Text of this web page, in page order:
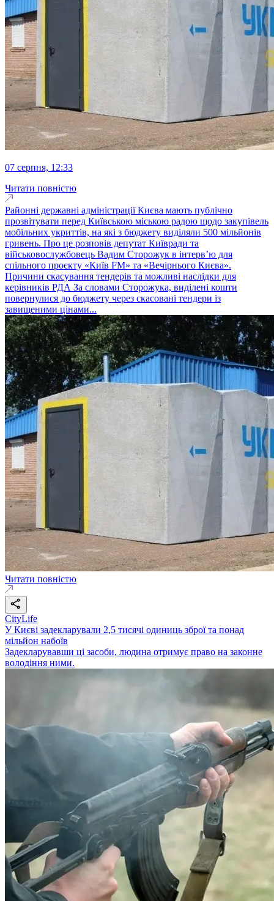
07 серпня, 12:33
Читати повністю
Районні державні адміністрації Києва мають публічно
прозвітувати перед Київською міською радою щодо закупівель
мобільних укриттів, на які з бюджету виділяли 500 мільйонів
гривень. Про це розповів депутат Київради та
військовослужбовець Вадим Сторожук в інтерв’ю для
спільного проєкту «Київ FM» та «Вечірнього Києва».
Причини скасування тендерів та можливі наслідки для
керівників РДА За словами Сторожука, виділені кошти
повернулися до бюджету через скасовані тендери із
завищеними цінами...
Читати повністю
CityLife
У Києві задекларували 2,5 тисячі одиниць зброї та понад
мільйон набоїв
Задекларувавши ці засоби, людина отримує право на законне
володіння ними.